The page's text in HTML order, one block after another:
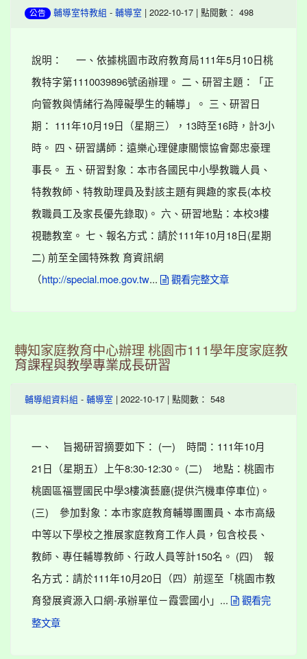
公告 輔導室特教組 - 輔導室 | 2022-10-17 | 點閱數： 498
說明： 一、依據桃園市政府教育局111年5月10日桃
教特字第1110039896號函辦理。 二、研習主題：「正
向管教與情緒行為障礙學生的輔導」。 三、研習日
期： 111年10月19日（星期三），13時至16時，計3小
時。 四、研習講師：遠樂心理健康關懷協會鄭忠豪理
事長。 五、研習對象：本市各國民中小學教職人員、
特教教師、特教助理員及對該主題有興趣的家長(本校
教職員工及家長優先錄取)。 六、研習地點：本校3樓
視聽教室。 七、報名方式：請於111年10月18日(星期
二) 前至全國特殊教 育資訊網
（ http://special.moe.gov.tw... 觀看完整文章
轉知家庭教育中心辦理 桃園市111學年度家庭教
育課程與教學專業成長研習
輔導組資料組 - 輔導室 | 2022-10-17 | 點閱數： 548
一、 旨揭研習摘要如下： (一) 時間：111年10月
21日（星期五）上午8:30-12:30。 (二) 地點：桃園市
桃園區福豐國民中學3樓演藝廳(提供汽機車停車位)。
(三) 參加對象：本市家庭教育輔導團團員、本市高級
中等以下學校之推展家庭教育工作人員，包含校長、
教師、專任輔導教師、行政人員等計150名。 (四) 報
名方式：請於111年10月20日（四）前逕至「桃園市教
育發展資源入口網-承辦單位－霞雲國小」...
觀看完
整文章